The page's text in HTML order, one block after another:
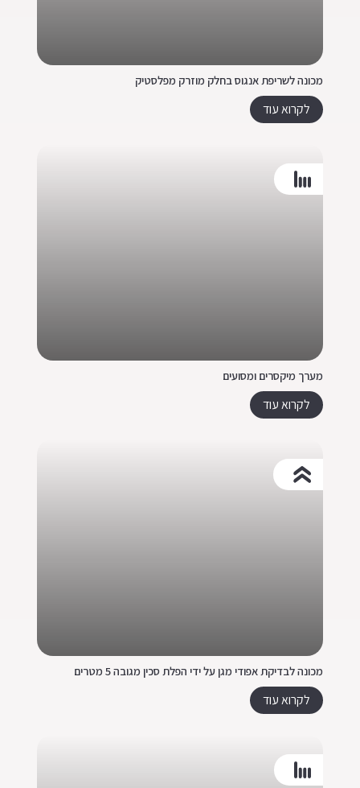
מכונה לשריפת אנגוס בחלק מוזרק מפלסטיק
לקרוא עוד
מערך מיקסרים ומסועים
לקרוא עוד
מכונה לבדיקת אפודי מגן על ידי הפלת סכין מגובה 5 מטרים
לקרוא עוד